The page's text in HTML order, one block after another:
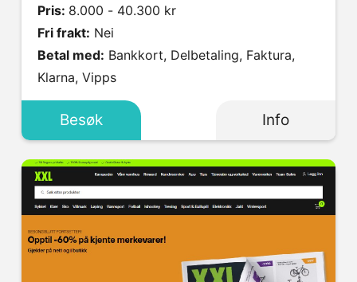
Pris: 8.000 - 40.300 kr
Fri frakt: Nei
Betal med:
Klarna, Vipps
Besøk Info